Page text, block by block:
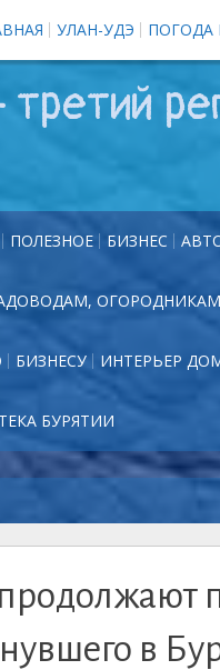
УЛАН-УДЭ ПОГОДА
ПОЛЕЗНОЕ БИЗНЕС
ОГОРОДНИКАМ
БИЗНЕСУ ИНТЕРЬЕР
БУРЯТИИ
в